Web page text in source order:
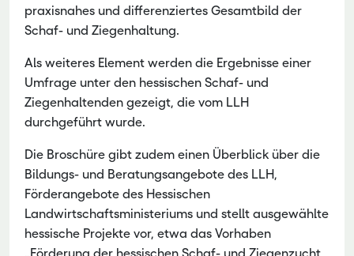
praxisnahes und differenziertes Gesamtbild der
Schaf- und Ziegenhaltung.
Als weiteres Element werden die Ergebnisse einer
Umfrage unter den hessischen Schaf- und
Ziegenhaltenden gezeigt, die vom LLH
durchgeführt wurde.
Die Broschüre gibt zudem einen Überblick über die
Bildungs- und Beratungsangebote des LLH,
Förderangebote des Hessischen
Landwirtschaftsministeriums und stellt ausgewählte
hessische Projekte vor, etwa das Vorhaben